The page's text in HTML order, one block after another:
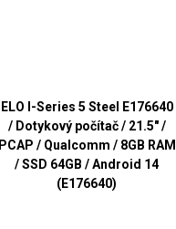
ELO I-Series 5 Steel E176640
/ Dotykový počítač / 21.5" /
PCAP / Qualcomm / 8GB RAM
/ SSD 64GB / Android 14
(E176640)